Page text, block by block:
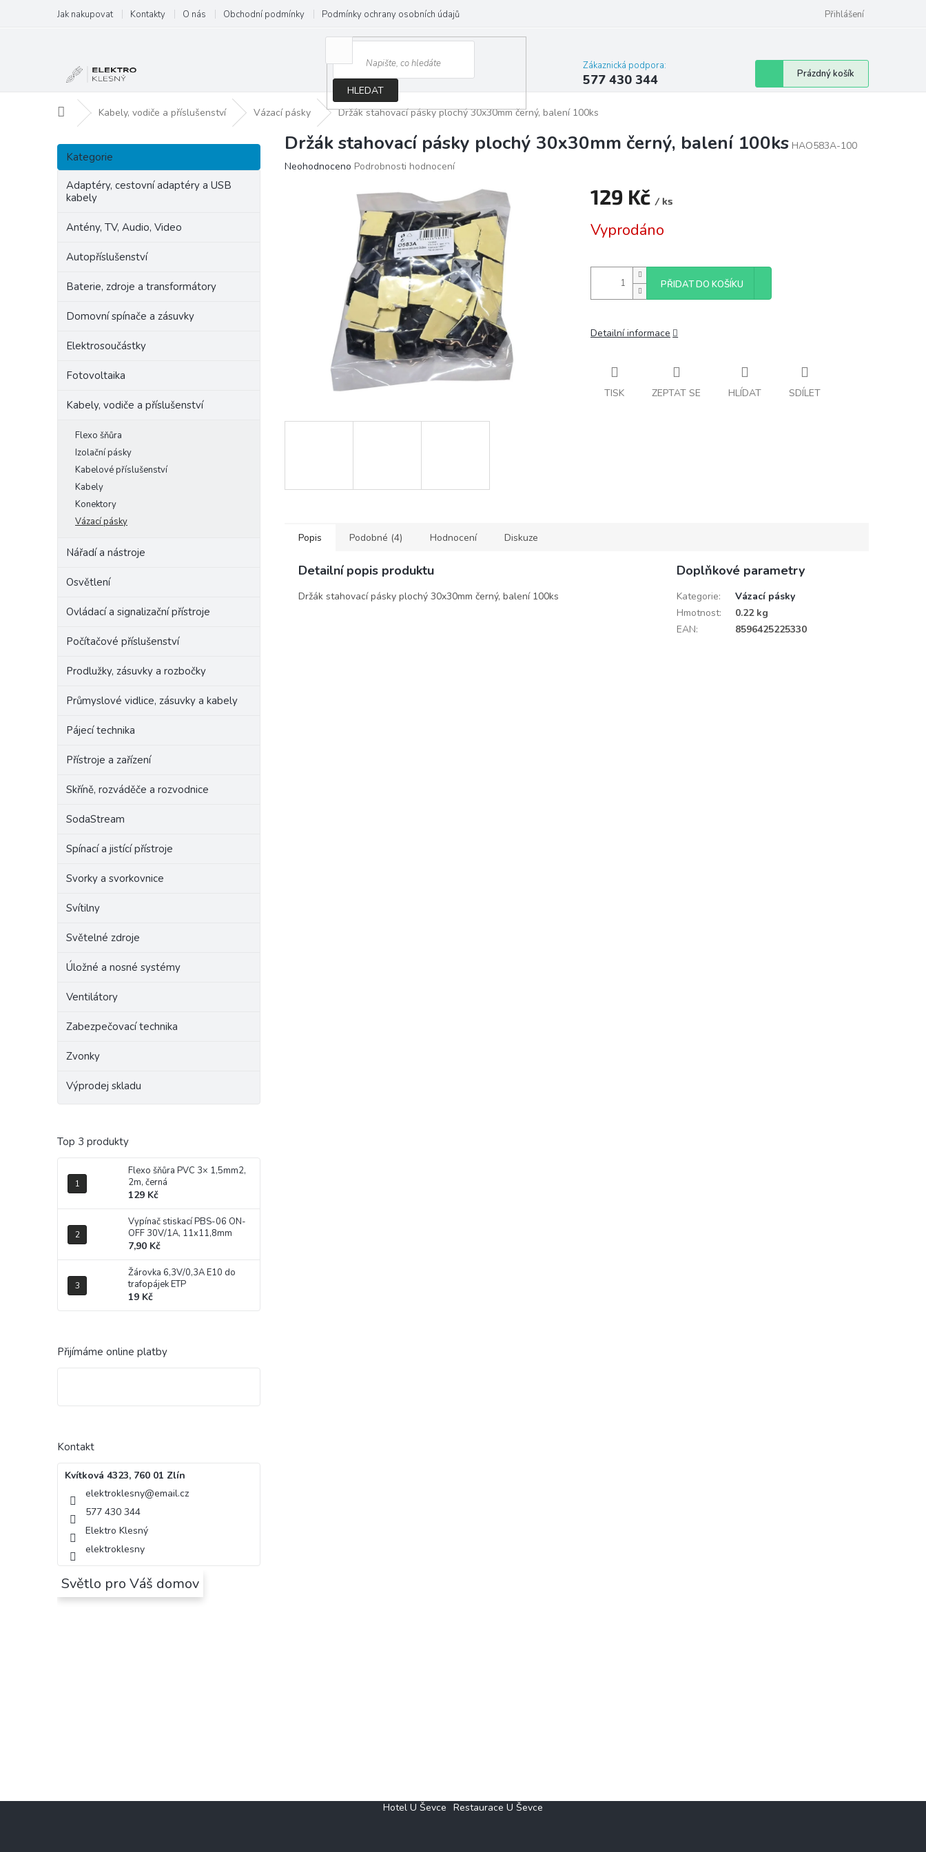
obsah
Jak nakupovat Kontakty O nás Obchodní podmínky Podmínky ochrany osobních údajů Přihlášení
HLEDAT
Zákaznická podpora:
577 430 344
Nákupní
košík
Prázdný košík
Domů Kabely, vodiče a příslušenství Vázací pásky Držák stahovací pásky plochý 30x30mm černý, balení 100ks
P
s
Přeskočit
kategorie
Kategorie
Adaptéry, cestovní adaptéry a USB
kabely
Antény, TV, Audio, Video
Autopříslušenství
Baterie, zdroje a transformátory
Domovní spínače a zásuvky
Elektrosoučástky
Fotovoltaika
Kabely, vodiče a příslušenství
Flexo šňůra
Izolační pásky
Kabelové příslušenství
Kabely
Konektory
Vázací pásky
Nářadí a nástroje
Osvětlení
Ovládací a signalizační přístroje
Počítačové příslušenství
Prodlužky, zásuvky a rozbočky
Průmyslové vidlice, zásuvky a kabely
Pájecí technika
Přístroje a zařízení
Skříně, rozváděče a rozvodnice
SodaStream
Spínací a jistící přístroje
Svorky a svorkovnice
Svítilny
Světelné zdroje
Úložné a nosné systémy
Ventilátory
Zabezpečovací technika
Zvonky
Výprodej skladu
Top 3 produkty
Flexo šňůra PVC 3× 1,5mm2,
2m, černá
129 Kč
Vypínač stiskací PBS-06 ON-
OFF 30V/1A, 11x11,8mm
7,90 Kč
Žárovka 6,3V/0,3A E10 do
trafopájek ETP
19 Kč
Přijímáme online platby
Kontakt
Kvítková 4323, 760 01 Zlín
elektroklesny@email.cz
577 430 344
Elektro Klesný
elektroklesny
Světlo pro Váš domov
Držák stahovací pásky plochý 30x30mm černý, balení 100ks HAO583A-100
Průměrné
Neohodnoceno Podrobnosti hodnocení
129 Kč / ks
cena:
Vyprodáno
PŘIDAT DO KOŠÍKU
Detailní informace
TISK ZEPTAT SE HLÍDAT SDÍLET
Popis Podobné (4) Hodnocení Diskuze
Detailní popis produktu
Držák stahovací pásky plochý 30x30mm černý, balení 100ks
Doplňkové parametry
Kategorie:
Vázací pásky
Hmotnost:
0.22 kg
EAN: 8596425225330
Hotel U Ševce Restaurace U Ševce